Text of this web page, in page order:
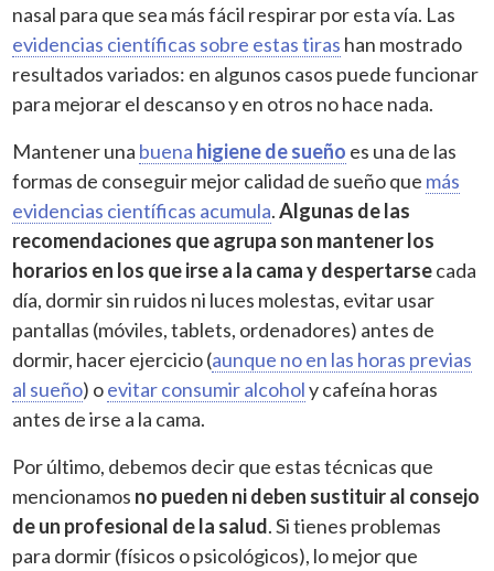
nasal para que sea más fácil respirar por esta vía. Las
evidencias científicas sobre estas tiras han mostrado
resultados variados: en algunos casos puede funcionar
para mejorar el descanso y en otros no hace nada.
Mantener una buena higiene de sueño es una de las
formas de conseguir mejor calidad de sueño que más
evidencias científicas acumula.Algunas de las
recomendaciones que agrupa son mantener los
horarios en los que irse a la cama y despertarsecada
día, dormir sin ruidos ni luces molestas, evitar usar
pantallas (móviles, tablets, ordenadores) antes de
dormir, hacer ejercicio (aunque no en las horas previas
al sueño) oevitar consumir alcoholy cafeína horas
antes de irse a la cama.
Por último, debemos decir que estas técnicas que
mencionamos no pueden ni deben sustituir al consejo
de un profesional de la salud. Si tienes problemas
para dormir (físicos o psicológicos), lo mejor que